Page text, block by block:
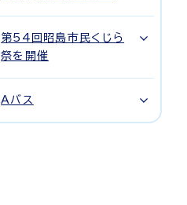
第54回昭島市民くじら
祭を開催
Aバス